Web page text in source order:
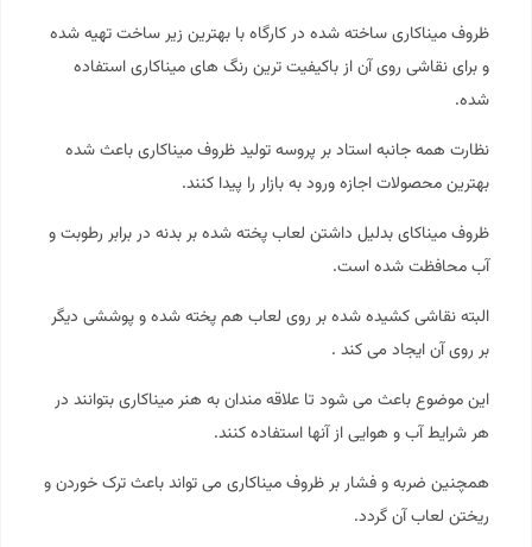
ظروف میناکاری ساخته شده در کارگاه با بهترین زیر ساخت تهیه شده
و برای نقاشی روی آن از باکیفیت ترین رنگ های میناکاری استفاده
شده.
نظارت همه جانبه استاد بر پروسه تولید ظروف میناکاری باعث شده
بهترین محصولات اجازه ورود به بازار را پیدا کنند.
ظروف میناکای بدلیل داشتن لعاب پخته شده بر بدنه در برابر رطوبت و
آب محافظت شده است.
البته نقاشی کشیده شده بر روی لعاب هم پخته شده و پوششی دیگر
بر روی آن ایجاد می کند .
این موضوع باعث می شود تا علاقه مندان به هنر میناکاری بتوانند در
هر شرایط آب و هوایی از آنها استفاده کنند.
همچنین ضربه و فشار بر ظروف میناکاری می تواند باعث ترک خوردن و
ریختن لعاب آن گردد.